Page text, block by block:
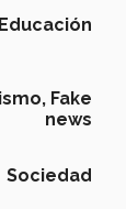
Fake
news
Sociedad